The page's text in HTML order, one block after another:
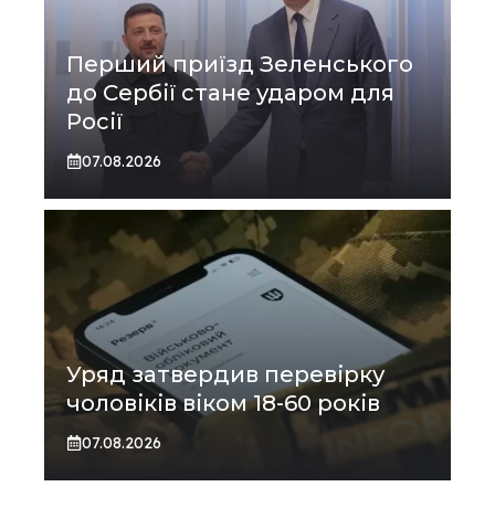
Перший приїзд Зеленського
до Сербії стане ударом для
Росії
07.08.2026
Уряд затвердив перевірку
чоловіків віком 18-60 років
07.08.2026